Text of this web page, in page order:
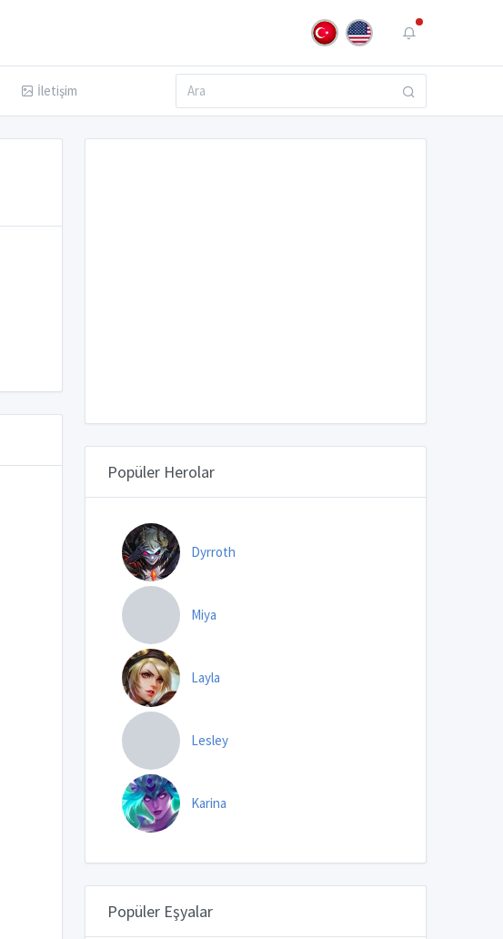
İletişim
Popüler Herolar
Dyrroth
Miya
Layla
Lesley
Karina
Popüler Eşyalar